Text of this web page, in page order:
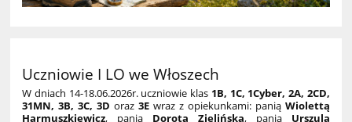
Uczniowie I LO we Włoszech
W dniach 14-18.06.2026r. uczniowie klas 1B, 1C, 1Cyber, 2A, 2CD,
31MN, 3B, 3C, 3D oraz3E wraz z opiekunkami: panią Wiolettą
Harmuszkiewicz, panią Dorotą Zielińską, panią Urszulą